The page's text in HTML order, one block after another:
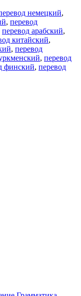
немецкий,
, перевод
перевод арабский,
китайский,
, перевод
, перевод
финский, перевод